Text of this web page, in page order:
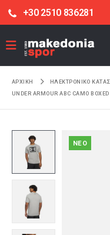
+30 2510 836281
ΑΡΧΙΚΉ ΗΛΕΚΤΡΟΝΙΚΌ
UNDER ARMOUR ABC CAMO
NEO